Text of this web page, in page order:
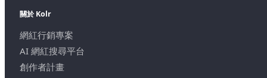
關於 Kolr
網紅行銷專案
AI 網紅搜尋平台
創作者計畫